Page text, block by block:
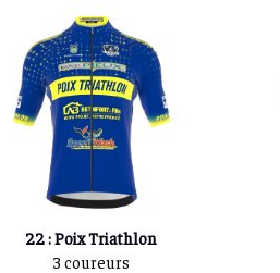
22 : Poix Triathlon
3 coureurs